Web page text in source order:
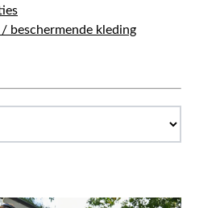
beschermende kleding